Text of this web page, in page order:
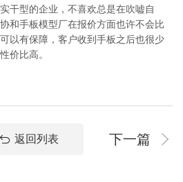
干型的企业，不喜欢总是在吹嘘自
和手板模型厂在报价方面也许不会比
以有保障，客户收到手板之后也很少
价比高。
返回列表 下一篇